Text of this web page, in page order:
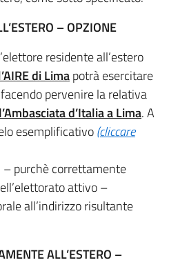
– OPZIONE
residente all’estero
di Limapotrà esercitare
facendo pervenire la relativa
d’Italia a Lima. A
esemplificativo(cliccare
purchè correttamente
attivo –
all’indirizzo risultante
ALL’ESTERO –